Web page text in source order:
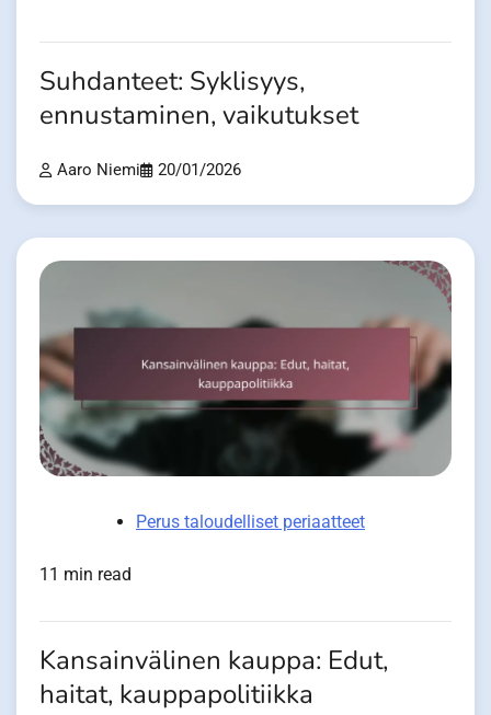
Suhdanteet: Syklisyys,
ennustaminen, vaikutukset
Aaro Niemi 20/01/2026
Perus taloudelliset periaatteet
11 min read
Kansainvälinen kauppa: Edut,
haitat, kauppapolitiikka